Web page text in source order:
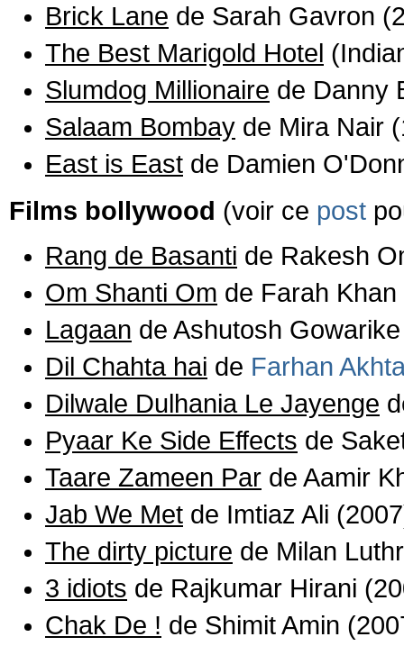
Brick Lane de Sarah Gavron
The Best Marigold Hotel
Slumdog Millionaire de Danny
Salaam Bombay de Mira Nair
East is East de Damien
Films bollywood (voir ce post
Rang de Basanti de Rakesh
Om Shanti Om de Farah
Lagaan de Ashutosh
Dil Chahta hai de Farhan
Dilwale Dulhania Le Jayenge
Pyaar Ke Side Effects de
Taare Zameen Par de Aamir
Jab We Met de Imtiaz Ali
The dirty picture de Milan
3 idiots de Rajkumar Hirani
Chak De ! de Shimit Amin